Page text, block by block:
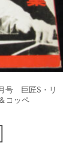
号 巨匠S・リ
コッペ